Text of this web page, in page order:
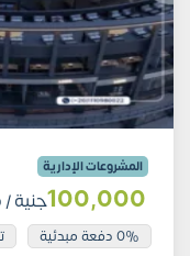
المشروعات الإدارية
100٬000جنية/
0% دفعة مبدئية